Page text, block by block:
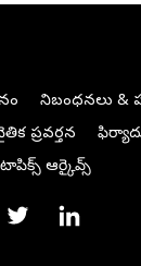
నిబంధనలు &
ప్రవర్తన
టాపిక్స్ ఆర్కైవ్స్